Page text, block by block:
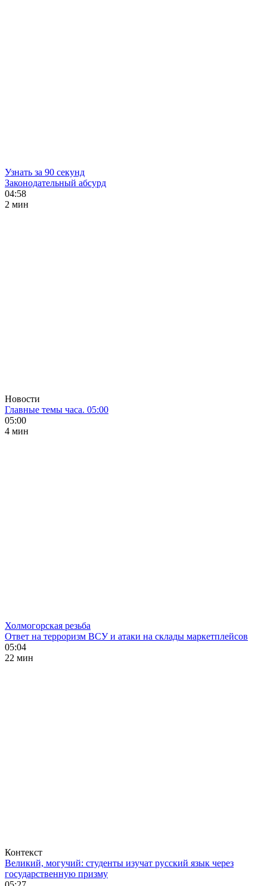
Узнать за 90 секунд
Законодательный абсурд
04:58
2 мин
Новости
Главные темы часа. 05:00
05:00
4 мин
Холмогорская резьба
Ответ на терроризм ВСУ и атаки на склады маркетплейсов
05:04
22 мин
Контекст
Великий, могучий: студенты изучат русский язык через
государственную призму